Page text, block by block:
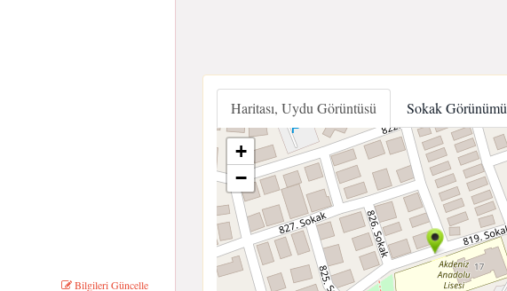
Bilgileri Güncelle
Haritası, Uydu Görüntüsü Sokak Görünümü
+
−